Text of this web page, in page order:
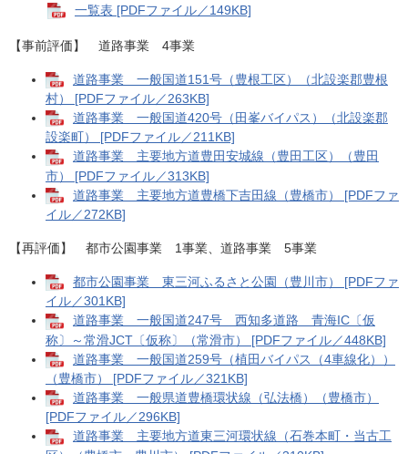
一覧表 [PDFファイル／149KB]
【事前評価】 道路事業 4事業
道路事業 一般国道151号（豊根工区）（北設楽郡豊根
村） [PDFファイル／263KB]
道路事業 一般国道420号（田峯バイパス）（北設楽郡
設楽町） [PDFファイル／211KB]
道路事業 主要地方道豊田安城線（豊田工区）（豊田
市） [PDFファイル／313KB]
道路事業 主要地方道豊橋下吉田線（豊橋市） [PDFファ
イル／272KB]
【再評価】 都市公園事業 1事業、道路事業 5事業
都市公園事業 東三河ふるさと公園（豊川市） [PDFファ
イル／301KB]
道路事業 一般国道247号 西知多道路 青海IC〔仮
称〕～常滑JCT〔仮称〕​（常滑市） [PDFファイル／448KB]
道路事業 一般国道259号（植田バイパス（4車線化））
（豊橋市）​ [PDFファイル／321KB]
道路事業 一般県道豊橋環状線（弘法橋）（豊橋市）
[PDFファイル／296KB]
道路事業 主要地方道東三河環状線（石巻本町・当古工